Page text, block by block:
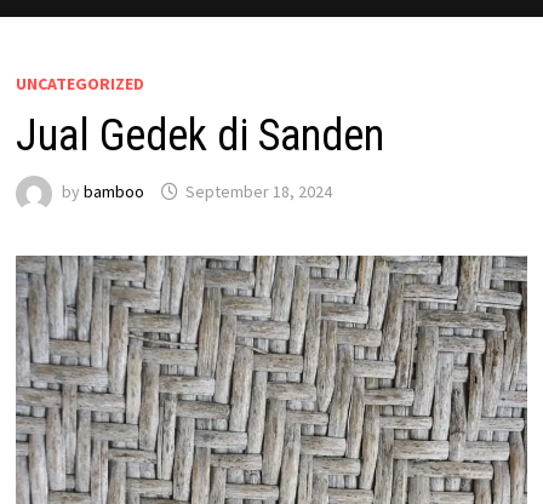
UNCATEGORIZED
Jual Gedek di Sanden
by bamboo September 18, 2024